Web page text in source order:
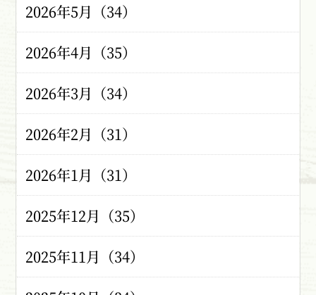
2026年5月（34）
2026年4月（35）
2026年3月（34）
2026年2月（31）
2026年1月（31）
2025年12月（35）
2025年11月（34）